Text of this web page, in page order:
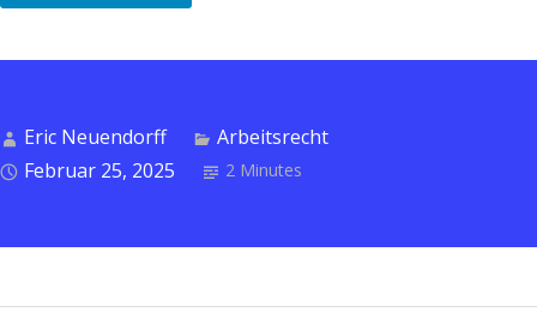
kippt
Nachtzuschlägen“
Eric Neuendorff
Arbeitsrecht
Februar 25, 2025
2 Minutes